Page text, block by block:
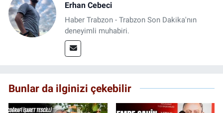
Erhan Cebeci
Haber Trabzon - Trabzon Son Dakika'nın
deneyimli muhabiri.
Bunlar da ilginizi çekebilir